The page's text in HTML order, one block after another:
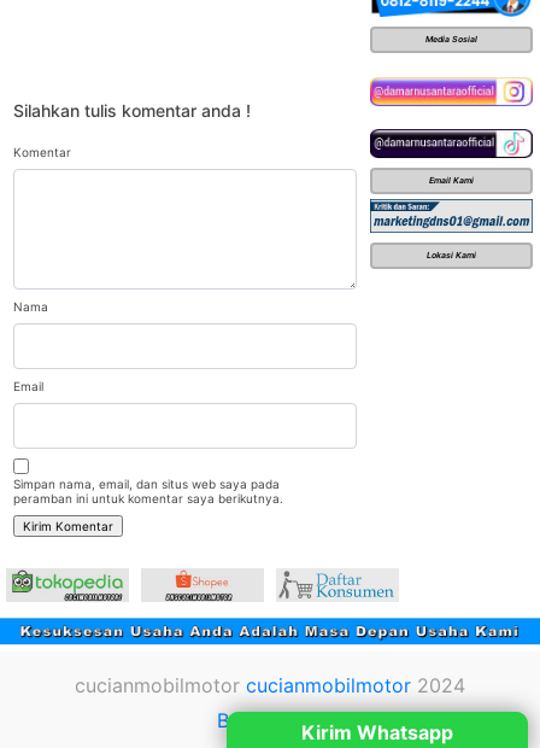
Silahkan tulis komentar anda !
Komentar
Nama
Email
Simpan nama, email, dan situs web saya pada
peramban ini untuk komentar saya berikutnya.
Media Sosial
Email Kami
Lokasi Kami
cucianmobilmotor cucianmobilmotor 2024
Back to top